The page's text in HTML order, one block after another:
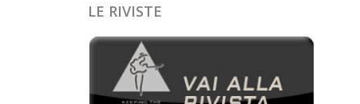
LE RIVISTE